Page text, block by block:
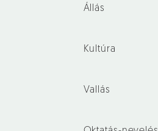
Állás
Kultúra
Vallás